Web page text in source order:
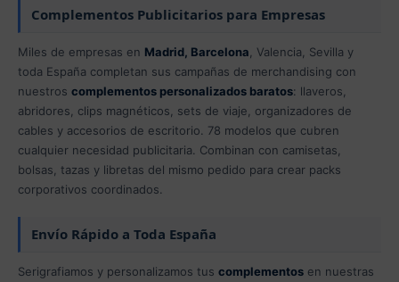
Complementos Publicitarios para Empresas
Miles de empresas en Madrid, Barcelona , Valencia, Sevilla y
toda España completan sus campañas de merchandising con
nuestros complementos personalizados baratos: llaveros,
abridores, clips magnéticos, sets de viaje, organizadores de
cables y accesorios de escritorio. 78 modelos que cubren
cualquier necesidad publicitaria. Combinan con camisetas,
bolsas, tazas y libretas del mismo pedido para crear packs
corporativos coordinados.
Envío Rápido a Toda España
Serigrafiamos y personalizamos tus complementos en nuestras